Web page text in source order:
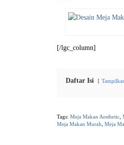
[/lgc_column]
Daftar Isi
Tags: Meja Makan Aesthetic
Meja Makan Murah Meja